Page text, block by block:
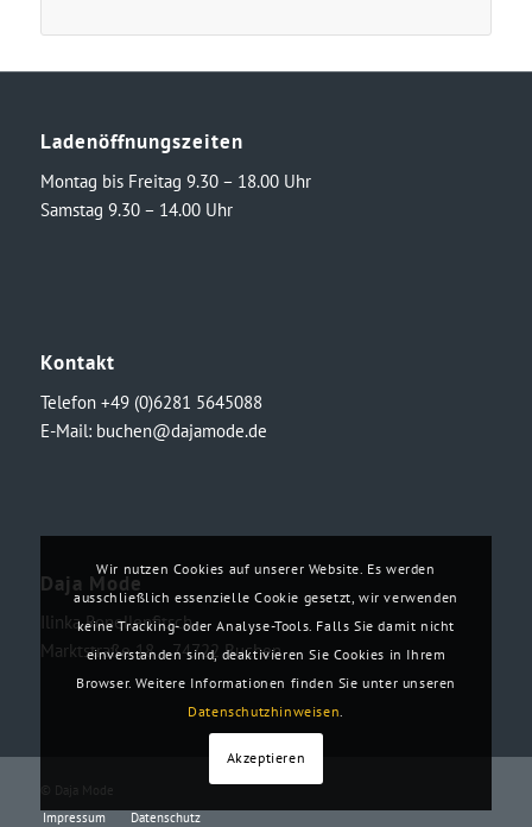
Ladenöffnungszeiten
Montag bis Freitag 9.30 – 18.00 Uhr
Samstag 9.30 – 14.00 Uhr
Kontakt
Telefon +49 (0)6281 5645088
E-Mail: buchen@dajamode.de
Daja Mode
Ilinka Ronellenfitsch
Marktstraße 18・74722 Buchen
© Daja Mode
Impressum
Datenschutz
Wir nutzen Cookies auf unserer Website. Es werden
ausschließlich essenzielle Cookie gesetzt, wir verwenden
keine Tracking- oder Analyse-Tools. Falls Sie damit nicht
einverstanden sind, deaktivieren Sie Cookies in Ihrem
Browser. Weitere Informationen finden Sie unter unseren
Datenschutzhinweisen.
Akzeptieren